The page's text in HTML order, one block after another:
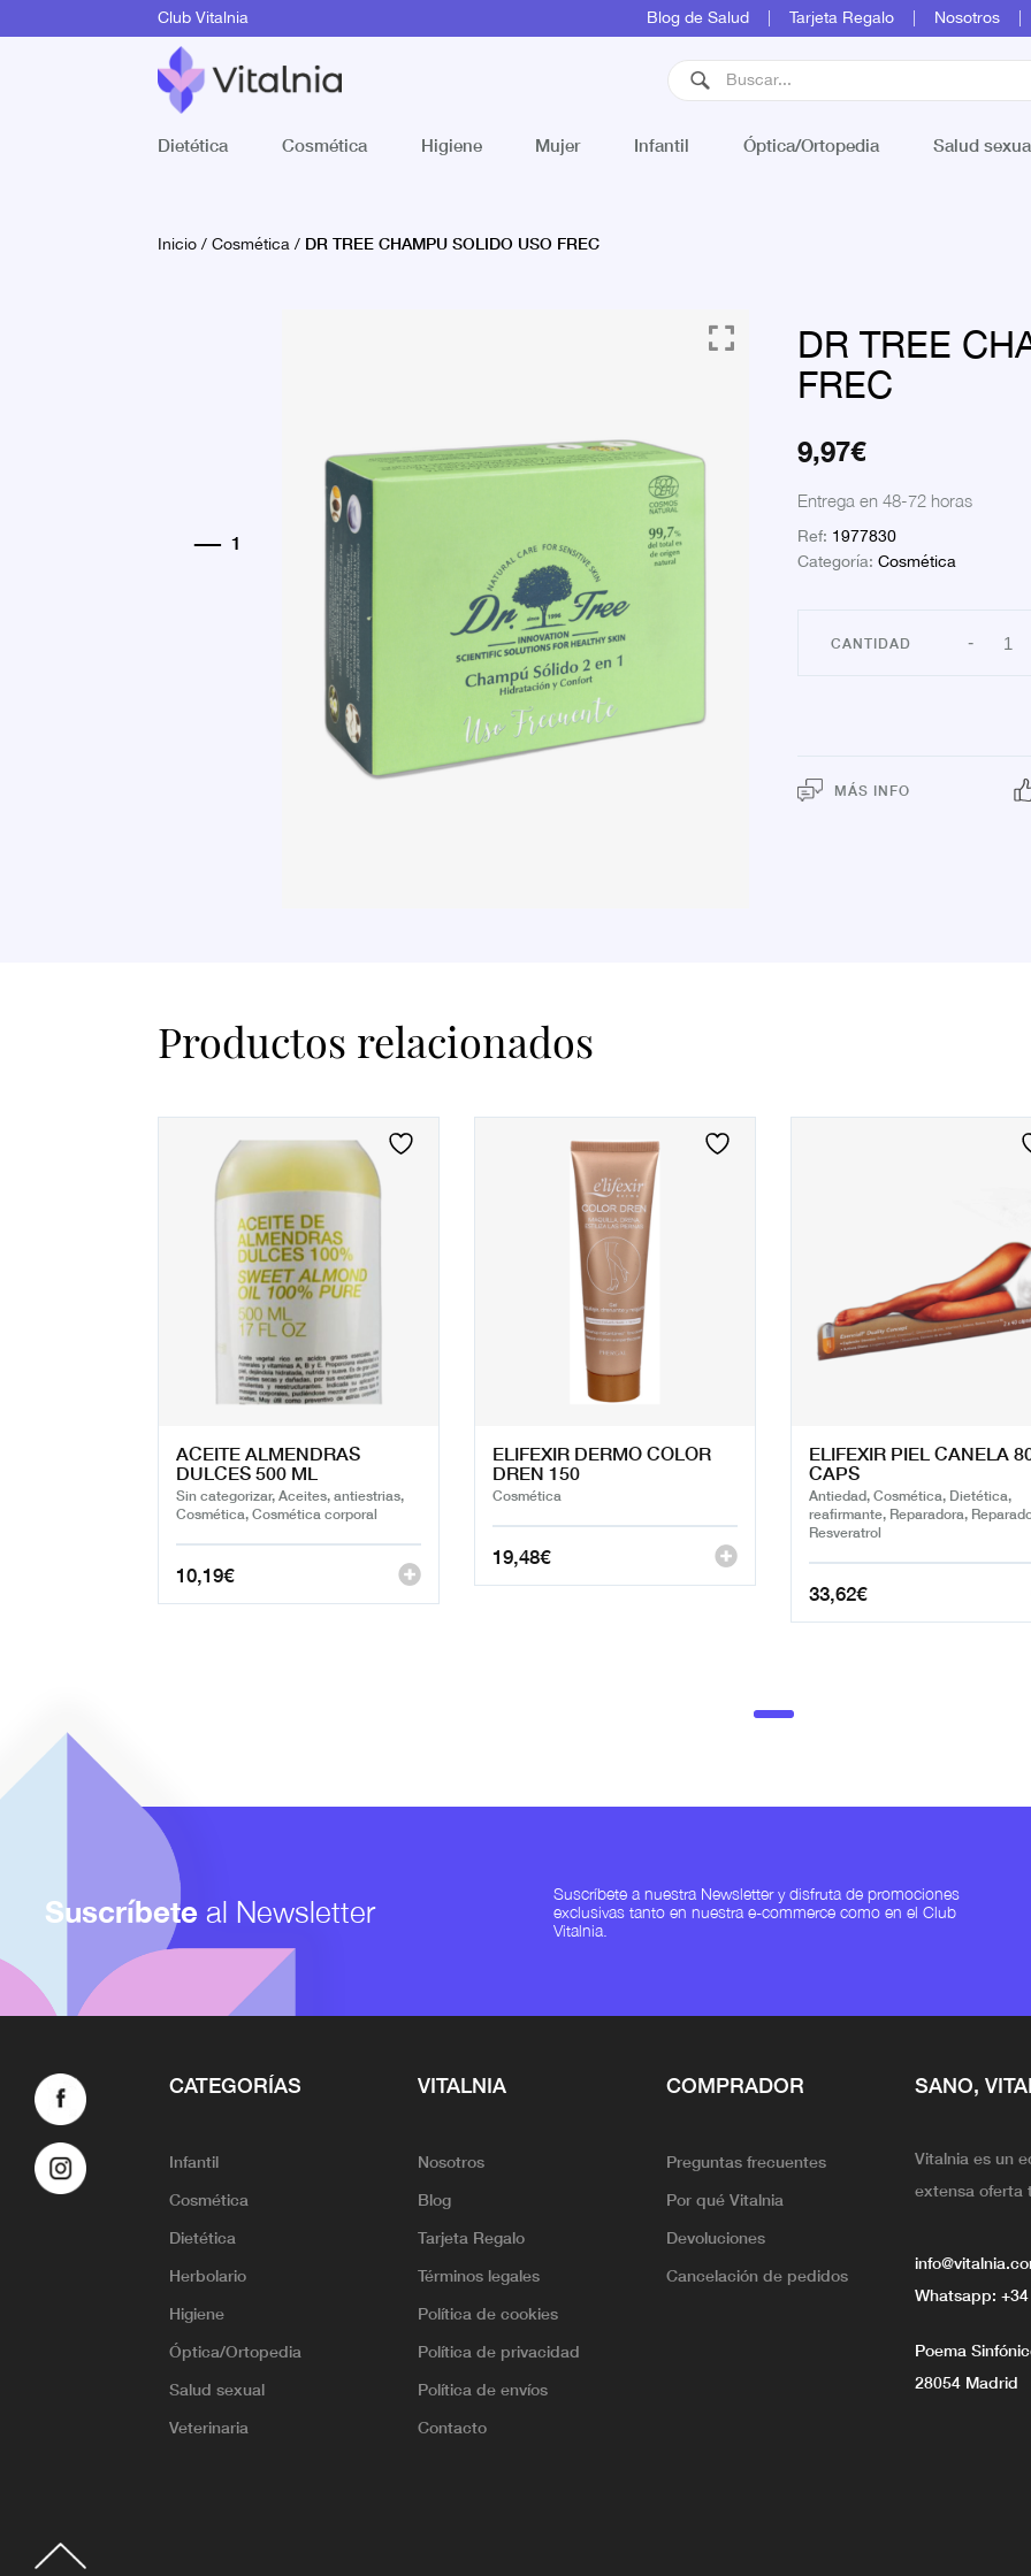
Club Vitalnia Blog de Salud Tarjeta Regalo Nosotros
Dietética Cosmética Higiene Mujer Infantil Óptica/Ortopedia Salud
Inicio/Cosmética/ DR TREE CHAMPU SOLIDO USO FREC
DR TREE
FREC
9,97€
Entrega en 48-72 horas
Ref: 1977830
Categoría:Cosmética
- DR
TREE
MÁS INFO
Productos relacionados
ACEITE ALMENDRAS
DULCES 500 ML
Sin categorizar, Aceites, antiestrias,
Cosmética, Cosmética corporal
10,19€
ELIFEXIR DERMO COLOR
DREN 150
Cosmética
19,48€
ELIFEXIR PIEL CANELA
CAPS
Antiedad, Cosmética, Dietética,
reafirmante, Reparadora,
Resveratrol
33,62€
Suscríbete al Newsletter
Suscríbete a nuestra Newsletter y disfruta de promociones
exclusivas tanto en nuestra e-commerce como en el Club
Vitalnia.
CATEGORÍAS
Infantil
Cosmética
Dietética
Herbolario
Higiene
Óptica/Ortopedia
Salud sexual
Veterinaria
VITALNIA
Nosotros
Blog
Tarjeta Regalo
Términos legales
Política de cookies
Política de privacidad
Política de envíos
Contacto
COMPRADOR
Preguntas frecuentes
Por qué Vitalnia
Devoluciones
Cancelación de pedidos
SANO,
Vitalnia es un
extensa oferta
Whatsapp:
Poema
28054 Madrid